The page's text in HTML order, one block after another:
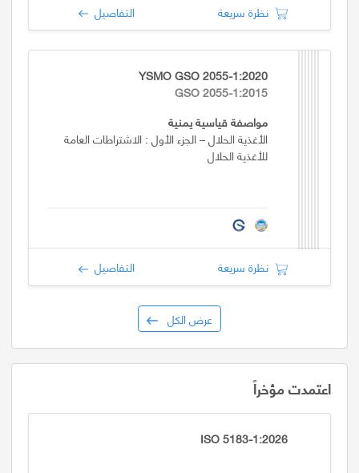
نظرة سريعة التفاصيل
YSMO GSO 2055-1:2020
GSO 2055-1:2015
مواصفة قياسية يمنية
الأغذية الحلال – الجزء الأول : الاشتراطات العامة
للأغذية الحلال
نظرة سريعة التفاصيل
عرض الكل
اعتمدت مؤخراً
ISO 5183-1:2026